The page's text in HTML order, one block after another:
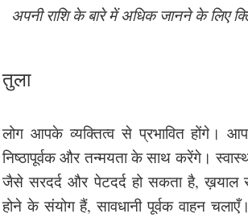
अपनी राशि के बारे में अधिक जानने के लिए
तुला
लोग आपके व्यक्तित्व से प्रभावित होंगे।
निष्ठापूर्वक और तन्मयता के साथ करेंगे।
जैसे सरदर्द और पेटदर्द हो सकता है,
होने के संयोग हैं, सावधानी पूर्वक वाहन